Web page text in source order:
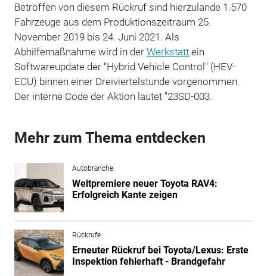
Betroffen von diesem Rückruf sind hierzulande 1.570
Fahrzeuge aus dem Produktionszeitraum 25.
November 2019 bis 24. Juni 2021. Als
Abhilfemaßnahme wird in der Werkstattein
Softwareupdate der "Hybrid Vehicle Control" (HEV-
ECU) binnen einer Dreiviertelstunde vorgenommen.
Der interne Code der Aktion lautet "23SD-003.
Mehr zum Thema entdecken
Autobranche
Weltpremiere neuer Toyota RAV4:
Erfolgreich Kante zeigen
Rückrufe
Erneuter Rückruf bei Toyota/Lexus: Erste
Inspektion fehlerhaft - Brandgefahr